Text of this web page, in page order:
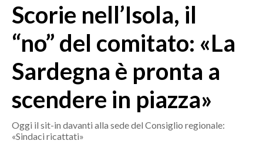
SASSARI E PROVINCIA
GALLURA
OGLIASTRA
ITALIA
Scorie nell’Isola, il
“no” del comitato: «La
Sardegna è pronta a
scendere in piazza»
Oggi il sit-in davanti alla sede del Consiglio regionale:
«Sindaci ricattati»